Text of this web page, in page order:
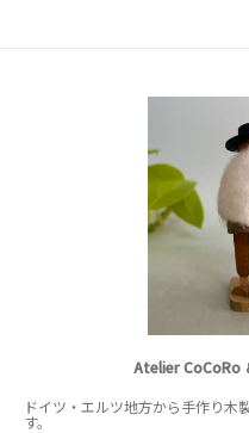
Atelier CoCoRo
ドイツ・エルツ地方から手作り木
す。